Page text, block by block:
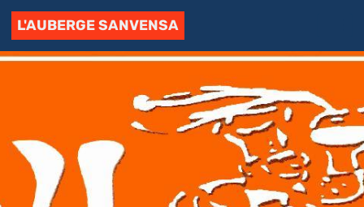
L'AUBERGE SANVENSA